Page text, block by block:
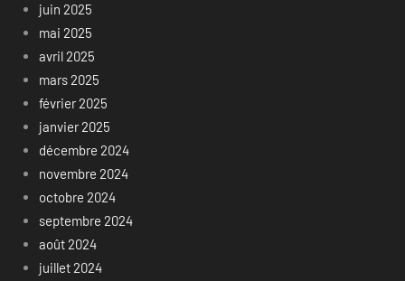
juin 2025
mai 2025
avril 2025
mars 2025
février 2025
janvier 2025
décembre 2024
novembre 2024
octobre 2024
septembre 2024
août 2024
juillet 2024